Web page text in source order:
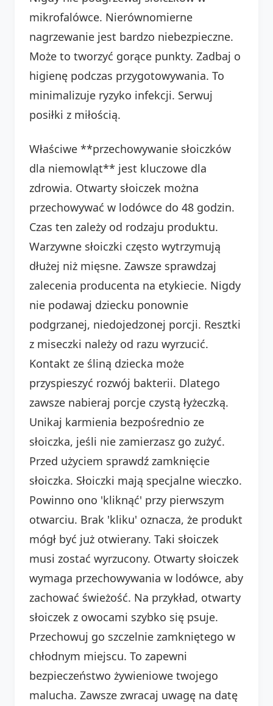
mikrofalówce. Nierównomierne
nagrzewanie jest bardzo niebezpieczne.
Może to tworzyć gorące punkty. Zadbaj o
higienę podczas przygotowywania. To
minimalizuje ryzyko infekcji. Serwuj
posiłki z miłością.
Właściwe **przechowywanie słoiczków
dla niemowląt** jest kluczowe dla
zdrowia. Otwarty słoiczek można
przechowywać w lodówce do 48 godzin.
Czas ten zależy od rodzaju produktu.
Warzywne słoiczki często wytrzymują
dłużej niż mięsne. Zawsze sprawdzaj
zalecenia producenta na etykiecie. Nigdy
nie podawaj dziecku ponownie
podgrzanej, niedojedzonej porcji. Resztki
z miseczki należy od razu wyrzucić.
Kontakt ze śliną dziecka może
przyspieszyć rozwój bakterii. Dlatego
zawsze nabieraj porcje czystą łyżeczką.
Unikaj karmienia bezpośrednio ze
słoiczka, jeśli nie zamierzasz go zużyć.
Przed użyciem sprawdź zamknięcie
słoiczka. Słoiczki mają specjalne wieczko.
Powinno ono 'kliknąć' przy pierwszym
otwarciu. Brak 'kliku' oznacza, że produkt
mógł być już otwierany. Taki słoiczek
musi zostać wyrzucony. Otwarty słoiczek
wymaga przechowywania w lodówce, aby
zachować świeżość. Na przykład, otwarty
słoiczek z owocami szybko się psuje.
Przechowuj go szczelnie zamkniętego w
chłodnym miejscu. To zapewni
bezpieczeństwo żywieniowe twojego
malucha. Zawsze zwracaj uwagę na datę